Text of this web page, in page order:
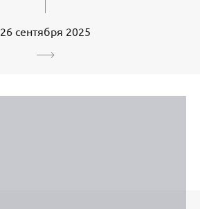
26 сентября 2025